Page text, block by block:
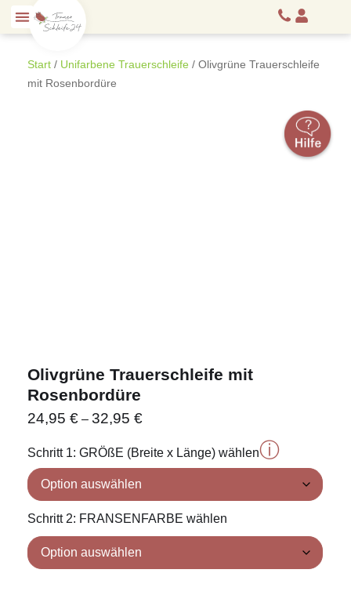
Start / Unifarbene Trauerschleife / Olivgrüne Trauerschleife
mit Rosenbordüre
Olivgrüne Trauerschleife mit
Rosenbordüre
24,95€ –32,95€
Schritt 1: GRÖßE (Breite x Länge) wählenⓘ
Schritt 2: FRANSENFARBE wählen